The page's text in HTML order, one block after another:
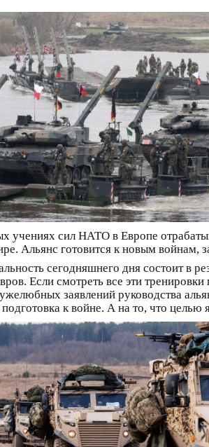
учениях сил НАТО в Европе
Альянс готовится к новым войнам,
сегодняшнего дня состоит в
Если смотреть все эти
заявлений руководства
к войне. А на то, что